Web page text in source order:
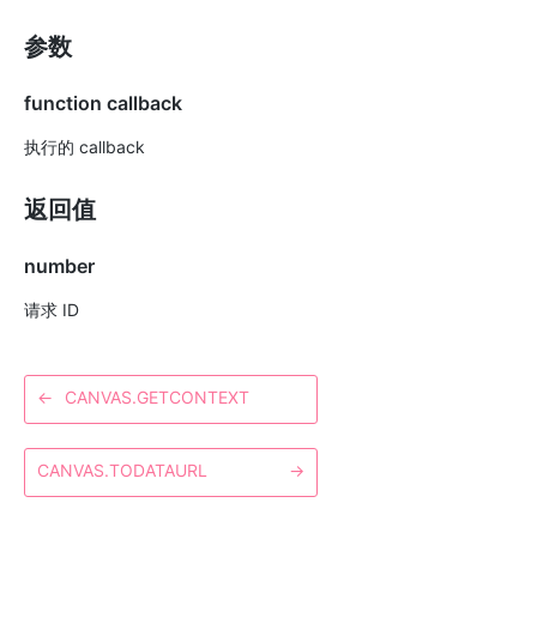
参数
function callback
执行的 callback
返回值
number
请求 ID
← CANVAS.GETCONTEXT
CANVAS.TODATAURL →